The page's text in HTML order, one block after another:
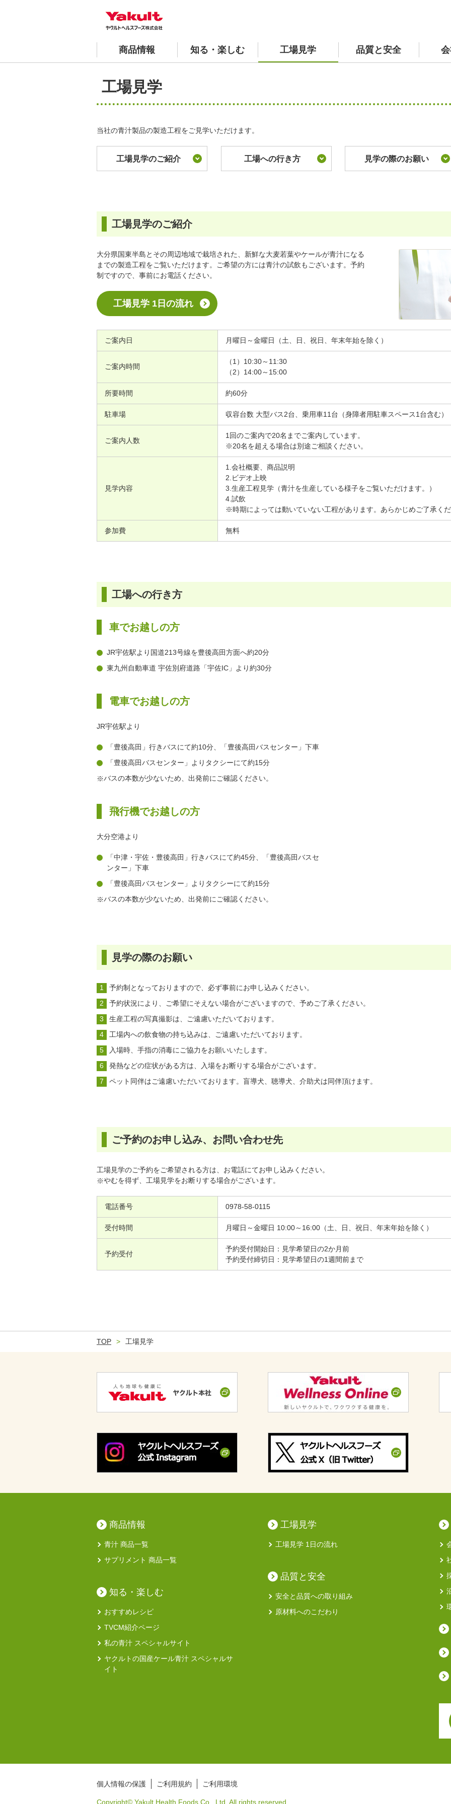
商品情報 知る・楽しむ 工場見学 品質と安全
青汁 商品一覧
おすすめレシピ
ヤクルトの国産ケール青汁
工場見学 1日の流れ
安全と品質への取り組み
会社案内
よくあるご質問
工場見学
当社の青汁製品の製造工程をご見学いただけます。
工場見学のご紹介 工場への行き方 見学の際のお願い
工場見学のご紹介
大分県国東半島とその周辺地域で栽培された、新鮮な大麦若葉やケールが青汁になる
までの製造工程をご覧いただけます。ご希望の方には青汁の試飲もございます。予約
制ですので、事前にお電話ください。
工場見学 1日の流れ
ご案内日 月曜日～金曜日（土、日、祝日、年末年始を除く）
ご案内時間
（1）10:30～11:30
（2）14:00～15:00
所要時間 約60分
駐車場 収容台数 大型バス2台、乗用車11台（身障者用駐車スペース1台含む）
ご案内人数
1回のご案内で20名までご案内しています。
※20名を超える場合は別途ご相談ください。
見学内容
1.会社概要、商品説明
2.ビデオ上映
3.生産工程見学（青汁を生産している様子をご覧いただけます。）
4.試飲
※時期によっては動いていない工程があります。あらかじめご了承く
参加費 無料
工場への行き方
車でお越しの方
JR宇佐駅より国道213号線を豊後高田方面へ約20分
東九州自動車道 宇佐別府道路「宇佐IC」より約30分
電車でお越しの方
JR宇佐駅より
「豊後高田」行きバスにて約10分、「豊後高田バスセンター」下車
「豊後高田バスセンター」よりタクシーにて約15分
バスの本数が少ないため、出発前にご確認ください。
飛行機でお越しの方
大分空港より
「中津・宇佐・豊後高田」行きバスにて約45分、「豊後高田バスセ
ンター」下車
「豊後高田バスセンター」よりタクシーにて約15分
バスの本数が少ないため、出発前にご確認ください。
見学の際のお願い
予約制となっておりますので、必ず事前にお申し込みください。
予約状況により、ご希望にそえない場合がございますので、予めご了承ください。
生産工程の写真撮影は、ご遠慮いただいております。
工場内への飲食物の持ち込みは、ご遠慮いただいております。
入場時、手指の消毒にご協力をお願いいたします。
発熱などの症状がある方は、入場をお断りする場合がございます。
ペット同伴はご遠慮いただいております。盲導犬、聴導犬、介助犬は同伴頂けます。
ご予約のお申し込み、お問い合わせ先
工場見学のご予約をご希望される方は、お電話にてお申し込みください。
やむを得ず、工場見学をお断りする場合がございます。
電話番号 0978-58-0115
受付時間 月曜日～金曜日 10:00～16:00（土、日、祝日、年末年始を除く）
予約受付
予約受付開始日：見学希望日の2か月前
予約受付締切日：見学希望日の1週間前まで
TOP 工場見学
商品情報
青汁 商品一覧
サプリメント 商品一覧
知る・楽しむ
おすすめレシピ
TVCM紹介ページ
私の青汁 スペシャルサイト
ヤクルトの国産ケール青汁 スペシャルサ
イト
工場見学
工場見学 1日の流れ
品質と安全
安全と品質への取り組み
原材料へのこだわり
個人情報の保護 ご利用規約 ご利用環境
Copyright© Yakult Health Foods Co., Ltd. All rights reserved.